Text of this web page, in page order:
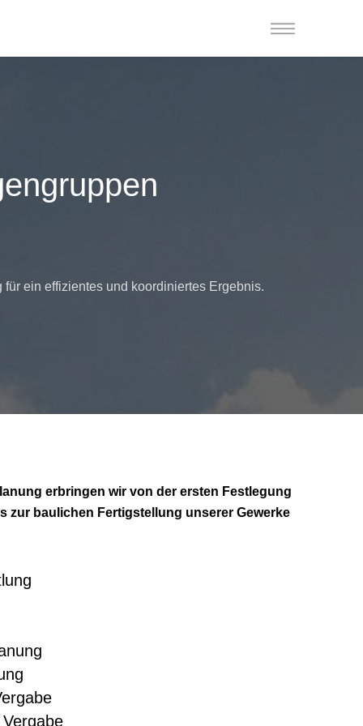
ein effizientes und koordiniertes Ergebnis.
erbringen wir von der ersten Festlegung
zur baulichen Fertigstellung unserer Gewerke